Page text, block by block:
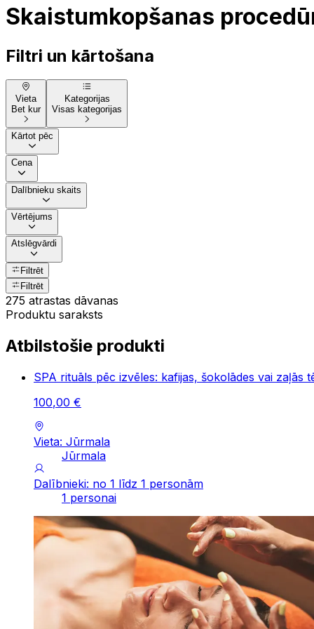
Skaistumkopšanas
Filtri un kārtošana
Vieta
Bet kur
Kategorijas
Visas kategorijas
Kārtot pēc
Cena
Dalībnieku skaits
Vērtējums
Atslēgvārdi
Filtrēt
Filtrēt
275 atrastas dāvanas
Produktu saraksts
Atbilstošie produkti
SPA rituāls pēc izvēles: kafijas, šokolādes vai zaļās
100,00 €
Vieta: Jūrmala
Jūrmala
Dalībnieki: no 1 līdz 1 personām
1 personai